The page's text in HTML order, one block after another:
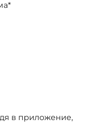
в приложение,